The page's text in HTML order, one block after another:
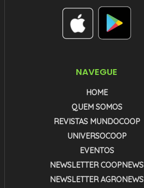
NAVEGUE
HOME
QUEM SOMOS
REVISTAS MUNDOCOOP
UNIVERSOCOOP
EVENTOS
NEWSLETTER COOPNEWS
NEWSLETTER AGRONEWS